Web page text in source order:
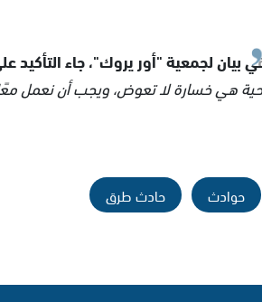
بيان لجمعية "أور يروك"، جاء التأكيد
هي خسارة لا تعوض، ويجب أن نعمل معًا
حوادث حادث طرق